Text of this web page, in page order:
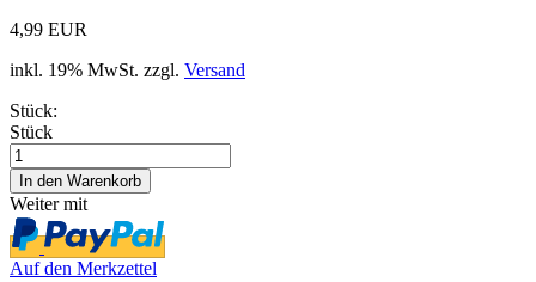
4,99 EUR
inkl. 19% MwSt. zzgl. Versand
Stück:
Stück
Weiter mit
Auf den Merkzettel